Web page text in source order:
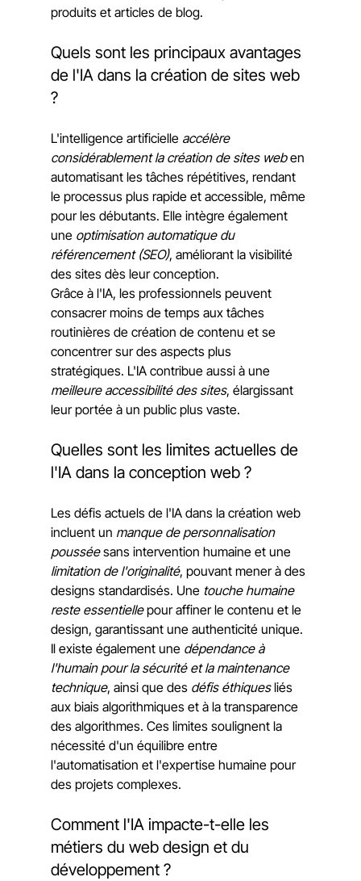
produits et articles de blog.
Quels sont les principaux avantages
de l'IA dans la création de sites web
?
L'intelligence artificielle accélère
considérablement la création de sites web en
automatisant les tâches répétitives, rendant
le processus plus rapide et accessible, même
pour les débutants. Elle intègre également
une optimisation automatique du
référencement (SEO), améliorant la visibilité
des sites dès leur conception.
Grâce à l'IA, les professionnels peuvent
consacrer moins de temps aux tâches
routinières de création de contenu et se
concentrer sur des aspects plus
stratégiques. L'IA contribue aussi à une
meilleure accessibilité des sites, élargissant
leur portée à un public plus vaste.
Quelles sont les limites actuelles de
l'IA dans la conception web ?
Les défis actuels de l'IA dans la création web
incluent un manque de personnalisation
poussée sans intervention humaine et une
limitation de l'originalité, pouvant mener à des
designs standardisés. Une touche humaine
reste essentielle pour affiner le contenu et le
design, garantissant une authenticité unique.
Il existe également une dépendance à
l'humain pour la sécurité et la maintenance
technique, ainsi que des défis éthiques liés
aux biais algorithmiques et à la transparence
des algorithmes. Ces limites soulignent la
nécessité d'un équilibre entre
l'automatisation et l'expertise humaine pour
des projets complexes.
Comment l'IA impacte-t-elle les
métiers du web design et du
développement ?